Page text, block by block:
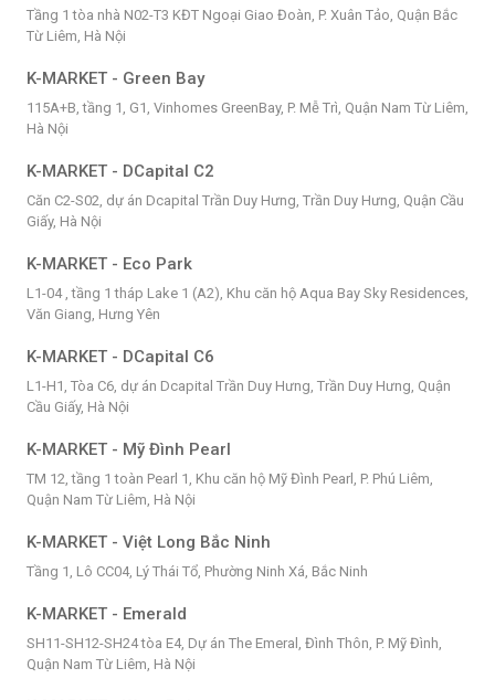
Tầng 1 tòa nhà N02-T3 KĐT Ngoại Giao Đoàn, P. Xuân Tảo, Quận Bắc
Từ Liêm, Hà Nội
K-MARKET - Green Bay
115A+B, tầng 1, G1, Vinhomes GreenBay, P. Mễ Trì, Quận Nam Từ Liêm,
Hà Nội
K-MARKET - DCapital C2
Căn C2-S02, dự án Dcapital Trần Duy Hưng, Trần Duy Hưng, Quận Cầu
Giấy, Hà Nội
K-MARKET - Eco Park
L1-04 , tầng 1 tháp Lake 1 (A2), Khu căn hộ Aqua Bay Sky Residences,
Văn Giang, Hưng Yên
K-MARKET - DCapital C6
L1-H1, Tòa C6, dự án Dcapital Trần Duy Hưng, Trần Duy Hưng, Quận
Cầu Giấy, Hà Nội
K-MARKET - Mỹ Đình Pearl
TM 12, tầng 1 toàn Pearl 1, Khu căn hộ Mỹ Đình Pearl, P. Phú Liêm,
Quận Nam Từ Liêm, Hà Nội
K-MARKET - Việt Long Bắc Ninh
Tầng 1, Lô CC04, Lý Thái Tổ, Phường Ninh Xá, Bắc Ninh
K-MARKET - Emerald
SH11-SH12-SH24 tòa E4, Dự án The Emeral, Đình Thôn, P. Mỹ Đình,
Quận Nam Từ Liêm, Hà Nội